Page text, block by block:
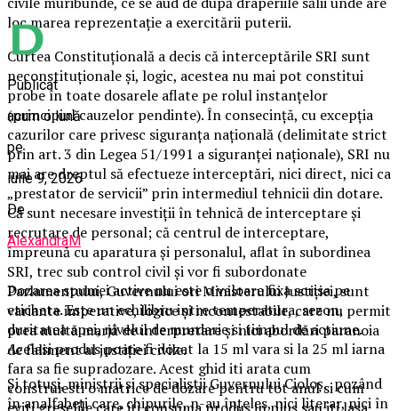
loc marea reprezentație a exercitării puterii.
Curtea Constituțională a decis că interceptările SRI sunt
neconstituționale și, logic, acestea nu mai pot constitui
probe în toate dosarele aflate pe rolul instanțelor
(principiul cauzelor pendinte). În consecință, cu excepția
cazurilor care privesc siguranța națională (delimitate strict
prin art. 3 din Legea 51/1991 a siguranței naționale), SRI nu
mai are dreptul să efectueze interceptări, nici direct, nici ca
„prestator de servicii” prin intermediul tehnicii din dotare.
Că sunt necesare investiții în tehnică de interceptare și
recrutare de personal; că centrul de interceptare,
împreună cu aparatura și personalul, aflat în subordinea
SRI, trec sub control civil și vor fi subordonate
Parlamentului, Guvernului ori Ministerului Justiției, sunt
variante imperative, logice și incontestabile, care nu permit
prea multă marjă de interpretare și nici abordări paranoia
de faliment al justiției civile.
Și totuși, miniștrii și specialiștii Guvernului Cioloș, pozând
în analfabeți care, chipurile, n-au înțeles, nici literar, nici în
Publicat
acum o lună
pe
iulie 9, 2026
De
AlexandraM
Dozarea spumei active nu este o valoare fixa scrisa pe
eticheta. Este un echilibru intre temperatura, sezon,
duritatea apei, nivelul de murdarie si timpul de actiune.
Acelasi produs poate fi dozat la 15 ml vara si la 25 ml iarna
fara sa fie supradozare. Acest ghid iti arata cum
construiesti o matrice de dozare pentru tot anul si cum
eviti greselile care iti consuma produs in plus sau iti lasa